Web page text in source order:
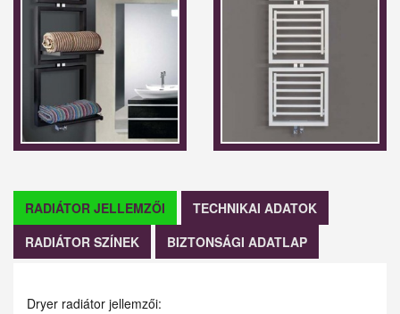
RADIÁTOR JELLEMZŐI
TECHNIKAI ADATOK
RADIÁTOR SZÍNEK
BIZTONSÁGI ADATLAP
Dryer radiátor jellemzői: